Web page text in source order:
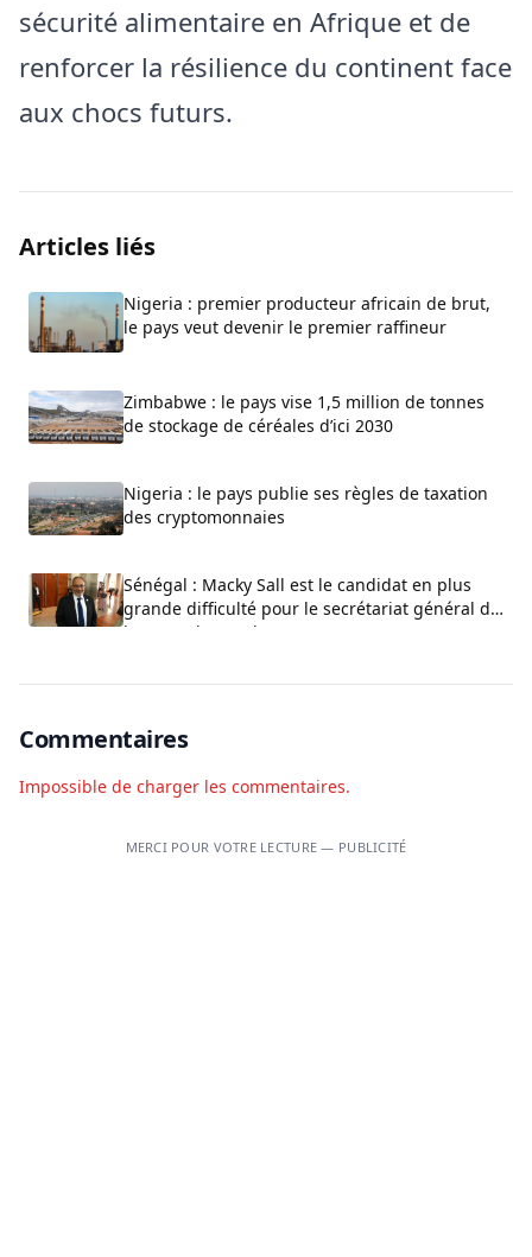
sécurité alimentaire en Afrique et de
renforcer la résilience du continent face
aux chocs futurs.
Articles liés
Nigeria : premier producteur africain de brut,
le pays veut devenir le premier raffineur
Zimbabwe : le pays vise 1,5 million de tonnes
de stockage de céréales d’ici 2030
Nigeria : le pays publie ses règles de taxation
des cryptomonnaies
Sénégal : Macky Sall est le candidat en plus
grande difficulté pour le secrétariat général de
l’ONU, selon Carlos Lopez
Commentaires
Impossible de charger les commentaires.
MERCI POUR VOTRE LECTURE — PUBLICITÉ